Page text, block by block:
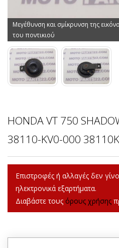
Μεγέθυνση και σμίκρυνση της
του ποντικιού
HONDA VT 750
38110-KV0-000
Επιστροφές ή αλλαγές δεν
ηλεκτρονικά εξαρτήματα.
Διαβάστε τους όρους χρήσης